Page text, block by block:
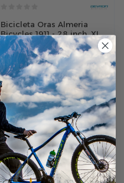
Bicicleta Oras Almeria
Bicycles 1911 - 28 inch, XL,
Albastru
in stoc
PRP: 243700 lei
162500 lei